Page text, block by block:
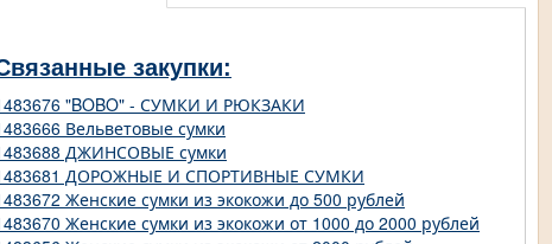
закупки:
"BOBO" - СУМКИ И РЮКЗАКИ
Вельветовые сумки
ДЖИНСОВЫЕ сумки
ДОРОЖНЫЕ И СПОРТИВНЫЕ СУМКИ
Женские сумки из экокожи до 500 рублей
Женские сумки из экокожи от 1000 до 2000 рублей